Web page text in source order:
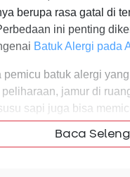
berupa rasa gatal di
ini penting
Batuk Alergi pada
pemicu batuk alergi
jamur di
sapi juga bisa
terus kambuh dan
Baca